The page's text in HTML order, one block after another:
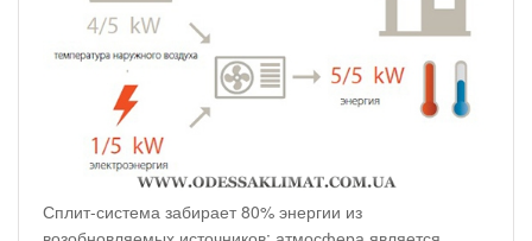
Сплит-система забирает 80% энергии из